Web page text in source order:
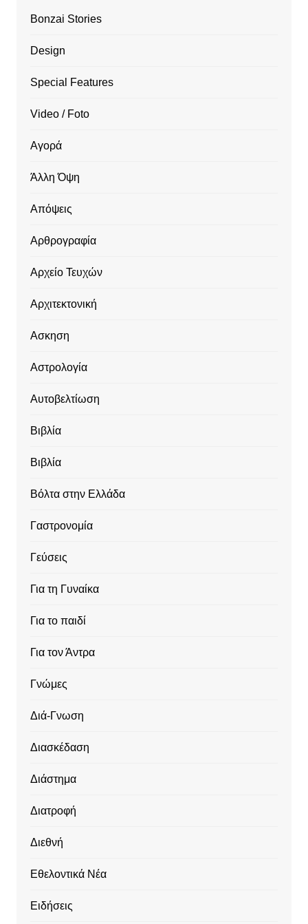
Bonzai Stories
Design
Special Features
Video / Foto
Αγορά
Άλλη Όψη
Απόψεις
Αρθρογραφία
Αρχείο Τευχών
Αρχιτεκτονική
Ασκηση
Αστρολογία
Αυτοβελτίωση
Βιβλία
Βιβλία
Βόλτα στην Ελλάδα
Γαστρονομία
Γεύσεις
Για τη Γυναίκα
Για το παιδί
Για τον Άντρα
Γνώμες
Διά-Γνωση
Διασκέδαση
Διάστημα
Διατροφή
Διεθνή
Εθελοντικά Νέα
Ειδήσεις